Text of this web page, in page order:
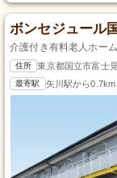
ボンセジュール
介護付き有料老人ホーム
住所 東京都国立市富士
最寄駅 矢川駅から